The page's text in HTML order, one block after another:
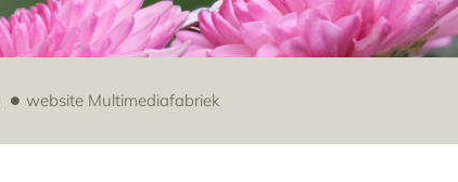
website Multimediafabriek